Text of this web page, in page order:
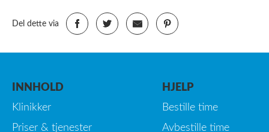
Del dette via
INNHOLD
Klinikker
Priser & tjenester
HJELP
Bestille time
Avbestille time